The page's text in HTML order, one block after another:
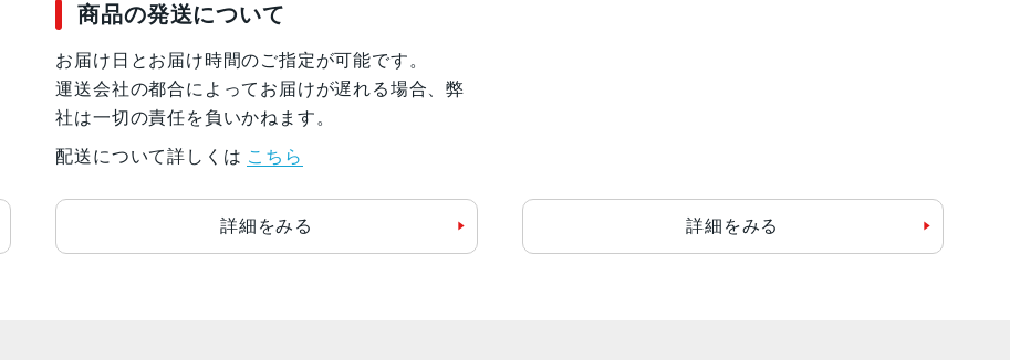
8GB/256GB
バッテリー容量 5000ｍAh
発売日 2023年10月6日
商品の発送について
お届け日とお届け時間のご指定が可能です。
運送会社の都合によってお届けが遅れる場合、弊
社は一切の責任を負いかねます。
配送について詳しくは こちら
詳細をみる 詳細をみる